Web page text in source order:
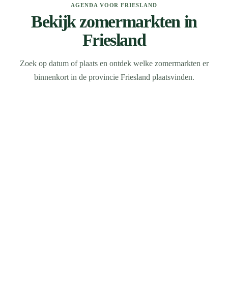
AGENDA VOOR FRIESLAND
Bekijk zomermarkten in
Friesland
Zoek op datum of plaats en ontdek welke zomermarkten er
binnenkort in de provincie Friesland plaatsvinden.